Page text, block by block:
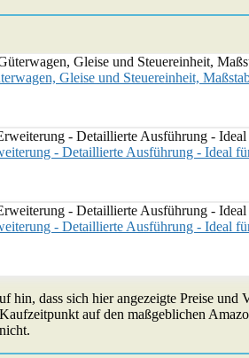
Gleise und Steuereinheit,
- Detaillierte Ausführung - Ideal
- Detaillierte Ausführung - Ideal
dass sich hier angezeigte Preise
auf den maßgeblichen